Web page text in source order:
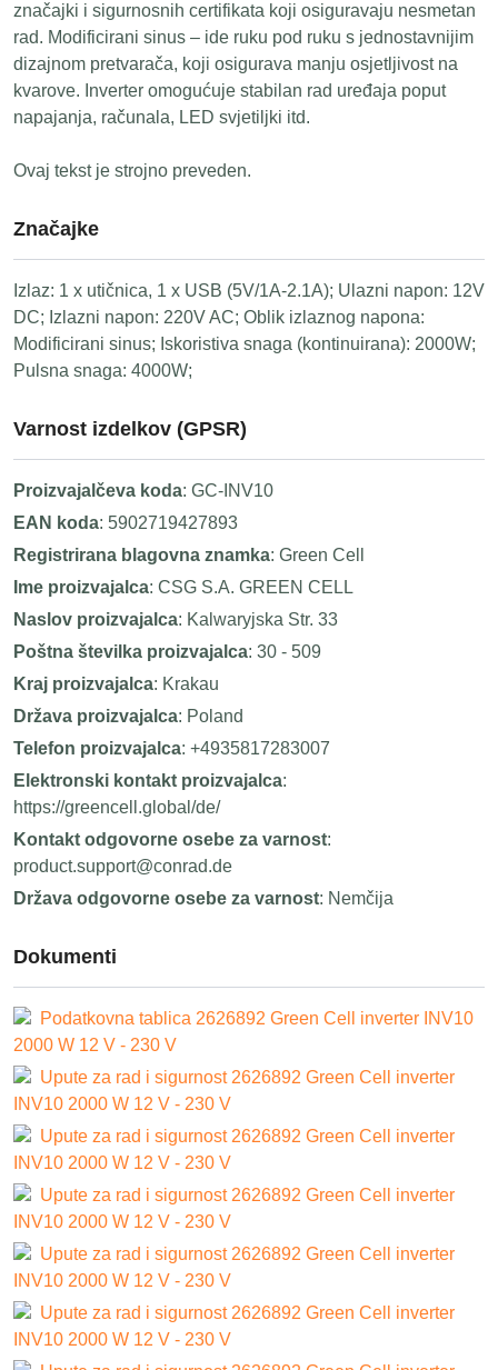
značajki i sigurnosnih certifikata koji osiguravaju nesmetan
rad. Modificirani sinus – ide ruku pod ruku s jednostavnijim
dizajnom pretvarača, koji osigurava manju osjetljivost na
kvarove. Inverter omogućuje stabilan rad uređaja poput
napajanja, računala, LED svjetiljki itd.
Ovaj tekst je strojno preveden.
Značajke
Izlaz: 1 x utičnica, 1 x USB (5V/1A-2.1A); Ulazni napon: 12V
DC; Izlazni napon: 220V AC; Oblik izlaznog napona:
Modificirani sinus; Iskoristiva snaga (kontinuirana): 2000W;
Pulsna snaga: 4000W;
Varnost izdelkov (GPSR)
Proizvajalčeva koda: GC-INV10
EAN koda: 5902719427893
Registrirana blagovna znamka: Green Cell
Ime proizvajalca: CSG S.A. GREEN CELL
Naslov proizvajalca: Kalwaryjska Str. 33
Poštna številka proizvajalca: 30 - 509
Kraj proizvajalca: Krakau
Država proizvajalca: Poland
Telefon proizvajalca: +4935817283007
Elektronski kontakt proizvajalca:
https://greencell.global/de/
Kontakt odgovorne osebe za varnost:
product.support@conrad.de
Država odgovorne osebe za varnost: Nemčija
Dokumenti
Podatkovna tablica 2626892 Green Cell inverter INV10
2000 W 12 V - 230 V
Upute za rad i sigurnost 2626892 Green Cell inverter
INV10 2000 W 12 V - 230 V
Upute za rad i sigurnost 2626892 Green Cell inverter
INV10 2000 W 12 V - 230 V
Upute za rad i sigurnost 2626892 Green Cell inverter
INV10 2000 W 12 V - 230 V
Upute za rad i sigurnost 2626892 Green Cell inverter
INV10 2000 W 12 V - 230 V
Upute za rad i sigurnost 2626892 Green Cell inverter
INV10 2000 W 12 V - 230 V